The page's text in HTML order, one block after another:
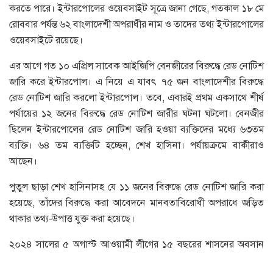
করতে পারে। ইন্টারপোলের ওয়েবসাইট সূত্রে জানা গেছে, গতকাল ১৮ মে
রোববার পর্যন্ত ৬২ বাংলাদেশী অপরাধীর নাম ও তাদের তথ্য ইন্টারপোলের
ওয়েবসাইটে রয়েছে।
এর আগে গত ১০ এপ্রিল সাবেক আইজিপি বেনজীরের বিরুদ্ধে রেড নোটিশ
জারি করে ইন্টারপোল। এ নিয়ে এ যাবৎ ৭৫ জন বাংলাদেশীর বিরুদ্ধে
রেড নোটিশ জারি করলো ইন্টারপোল। তবে, এবারই প্রথম একসাথে শীর্ষ
পর্যায়ের ১২ জনের বিরুদ্ধে রেড নোটিশ জারীর ঘটনা ঘটলো। বেনজীর
ছিলেন ইন্টারপোলের রেড নোটিশ জারি হওয়া ব্যক্তিদের মধ্যে ৬৩তম
ব্যক্তি। ৬৪ তম ব্যক্তিটি হচ্ছেন, শেখ হাসিনা। পর্যায়ক্রমে বাকীরাও
আছেন।
পুতুল ছাড়া শেখ হাসিনাসহ যে ১১ জনের বিরুদ্ধে রেড নোটিশ জারি করা
হয়েছে, তাঁদের বিরুদ্ধে করা আবেদনে মানবতাবিরোধী অপরাধে জড়িত
থাকার তথ্য-উপাত্ত যুক্ত করা হয়েছে।
২০২৪ সালের ৫ অগাস্ট আওয়ামী লীগের ১৫ বছরের শাসনের অবসান